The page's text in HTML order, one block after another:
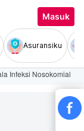
Masuk
Asuransiku
Infeksi Nosokomial